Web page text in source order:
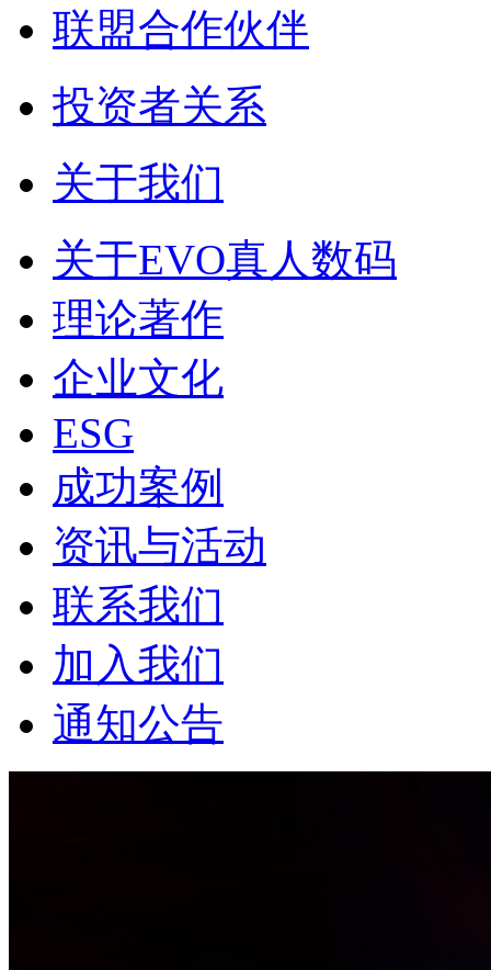
联盟合作伙伴
投资者关系
关于我们
关于EVO真人数码
理论著作
企业文化
ESG
成功案例
资讯与活动
联系我们
加入我们
通知公告